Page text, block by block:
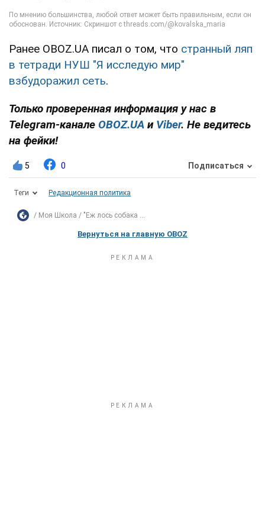
Ранее OBOZ.UA писал о том, что странный ляп
в тетради НУШ "Я исследую мир"
взбудоражил сеть.
Только проверенная информация у нас в
Telegram-канале OBOZ.UA и Viber. Не ведитесь
на фейки!
5 0 Подписаться
Теги Редакционная политика
Моя Школа "Еж лось собака ...
Вернуться на главную OBOZ